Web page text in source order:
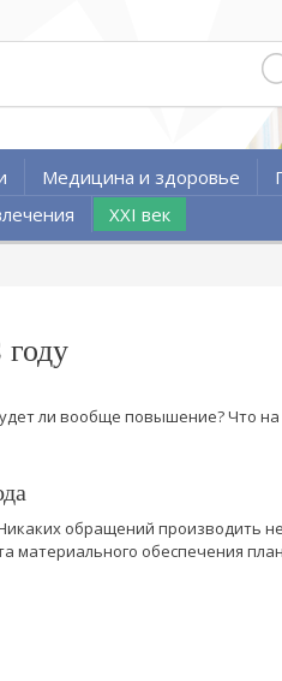
Медицина и здоровье
XXI век
ли вообще повышение? Что
обращений производить
материального обеспечения